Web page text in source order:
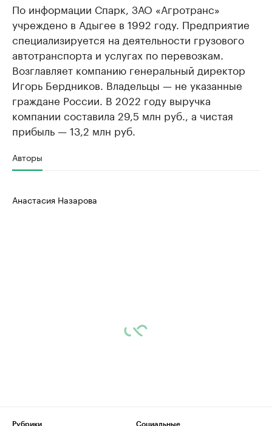
По информации Спарк, ЗАО «Агротранс»
учреждено в Адыгее в 1992 году. Предприятие
специализируется на деятельности грузового
автотранспорта и услугах по перевозкам.
Возглавляет компанию генеральный директор
Игорь Бердников. Владельцы — не указанные
граждане России. В 2022 году выручка
компании составила 29,5 млн руб., а чистая
прибыль — 13,2 млн руб.
Авторы
Анастасия Назарова
Рубрики
Социальные